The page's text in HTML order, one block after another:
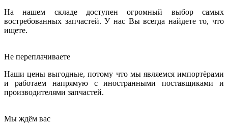
На нашем складе доступен огромный выбор самых
востребованных запчастей. У нас Вы всегда найдете то, что
ищете.
Не переплачиваете
Наши цены выгодные, потому что мы являемся импортёрами
и работаем напрямую с иностранными поставщиками и
производителями запчастей.
Мы ждём вас